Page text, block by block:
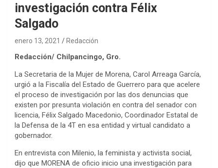
investigación contra Félix
Salgado
enero 13, 2021 Redacción
Redacción/ Chilpancingo, Gro.
La Secretaria de la Mujer de Morena, Carol Arreaga García,
urgió a la Fiscalía del Estado de Guerrero para que acelere
el proceso de investigación por las dos denuncias que
existen por presunta violación en contra del senador con
licencia, Félix Salgado Macedonio, Coordinador Estatal de
la Defensa de la 4T en esa entidad y virtual candidato a
gobernador.
En entrevista con Milenio, la feminista y activista social,
dijo que MORENA de oficio inicio una investigación para